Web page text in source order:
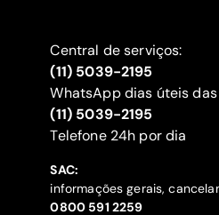
Central de serviços:
(11) 5039-2195
WhatsApp dias úteis
(11) 5039-2195
‍Telefone 24h por dia
SAC:
informações gerais,
‍0800 591 2259